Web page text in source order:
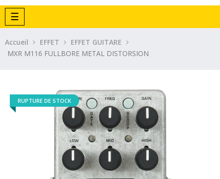
Basculer
la
navigation
☰
Accueil EFFET
EFFET GUITARE
MXR M116 FULLBORE METAL DISTORSION
RUPTURE DE STOCK